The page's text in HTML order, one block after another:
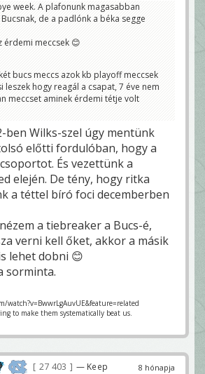
week. A plafonunk magasabban
de a padlónk a béka segge
érdemi meccsek 😊
bucs meccs azok kb playoff meccsek
leszek hogy reagál a csapat, 7 éve nem
meccset aminek érdemi tétje volt
ben Wilks-szel úgy mentünk
előtti fordulóban, hogy a
És vezettünk a
elején. De tény, hogy ritka
a téttel bíró foci decemberben
a tiebreaker a Bucs-é,
verni kell őket, akkor a másik
lehet dobni 😊
sorminta.
to make them systematically beat us.
8 hónapja
27 403
— Keep